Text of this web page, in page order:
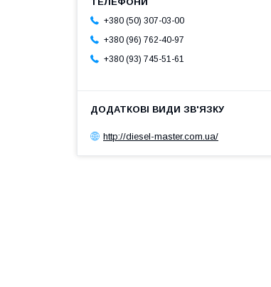
+380 (50) 307-03-00
+380 (96) 762-40-97
+380 (93) 745-51-61
http://diesel-master.com.ua/